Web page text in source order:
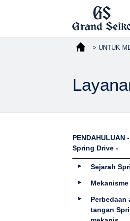
> UNTUK
PENDAHULUAN
Spring Drive -
Sejarah
Perbedaan
tangan